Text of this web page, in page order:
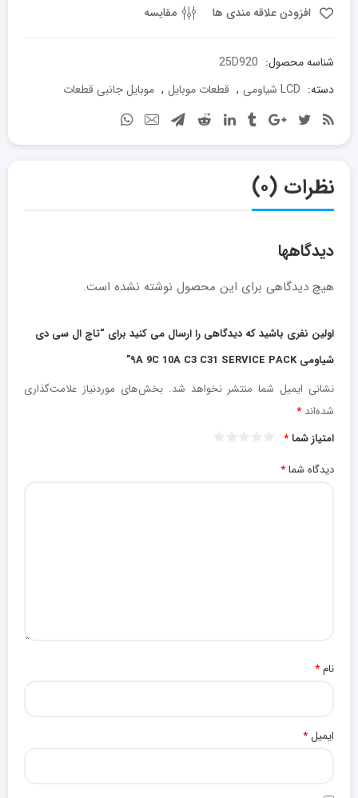
افزودن علاقه مندی ها مقایسه
شناسه محصول: 25D920
دسته: LCD شیاومی , قطعات موبایل , موبایل جانبی قطعات
نظرات (۰)
دیدگاهها
هیچ دیدگاهی برای این محصول نوشته نشده است.
اولین نفری باشید که دیدگاهی را ارسال می کنید برای “تاچ ال سی دی
شیاومی ۹A 9C 10A C3 C31 SERVICE PACK”
نشانی ایمیل شما منتشر نخواهد شد. بخش‌های موردنیاز علامت‌گذاری
شده‌اند *
امتیاز شما*
دیدگاه شما*
نام*
ایمیل*